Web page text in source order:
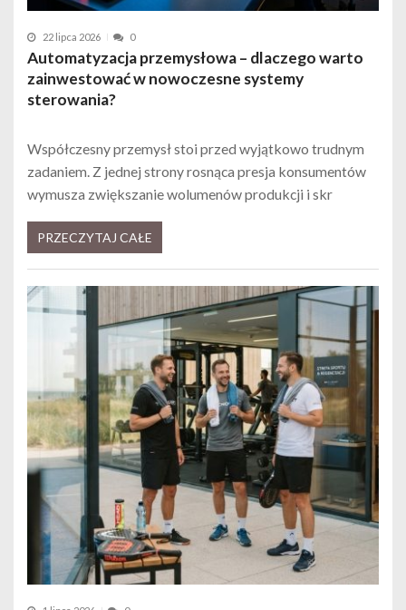
22 lipca 2026 0
Automatyzacja przemysłowa – dlaczego warto
zainwestować w nowoczesne systemy
sterowania?
Współczesny przemysł stoi przed wyjątkowo trudnym
zadaniem. Z jednej strony rosnąca presja konsumentów
wymusza zwiększanie wolumenów produkcji i skr
PRZECZYTAJ CAŁE